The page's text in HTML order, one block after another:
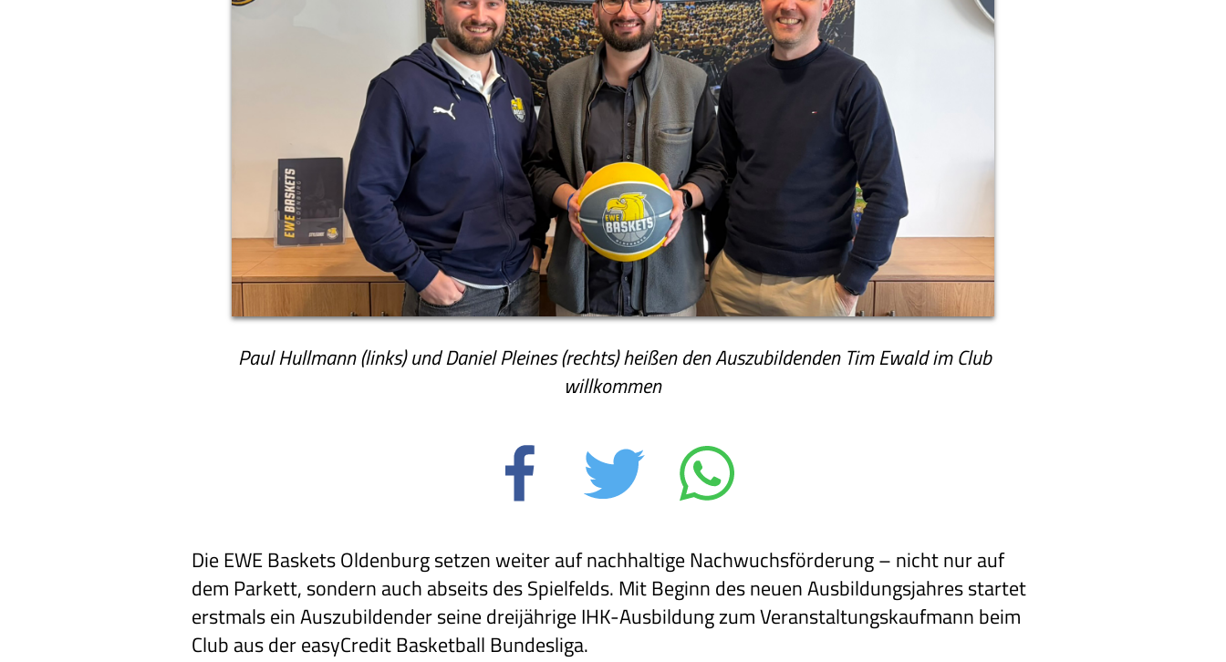
Paul Hullmann (links) und Daniel Pleines (rechts) heißen den Auszubildenden Tim Ewald im Club
willkommen
Die EWE Baskets Oldenburg setzen weiter auf nachhaltige Nachwuchsförderung – nicht nur auf
dem Parkett, sondern auch abseits des Spielfelds. Mit Beginn des neuen Ausbildungsjahres startet
erstmals ein Auszubildender seine dreijährige IHK-Ausbildung zum Veranstaltungskaufmann beim
Club aus der easyCredit Basketball Bundesliga.